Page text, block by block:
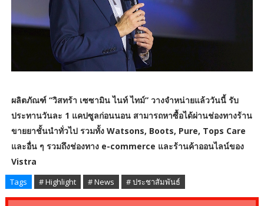
ผลิตภัณฑ์ “วิสทร้า เซซามิน ไนท์ ไทม์” วางจำหน่ายแล้ววันนี้ รับ
ประทานวันละ 1 แคปซูลก่อนนอน สามารถหาซื้อได้ผ่านช่องทางร้าน
ขายยาชั้นนำทั่วไป รวมทั้ง Watsons, Boots, Pure, Tops Care
และอื่น ๆ รวมถึงช่องทาง e-commerce และร้านค้าออนไลน์ของ
Vistra
Tags # Highlight # News # ประชาสัมพันธ์